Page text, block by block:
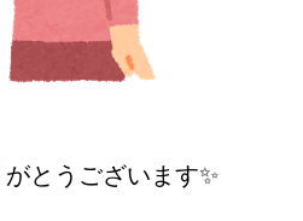
とうございます✨